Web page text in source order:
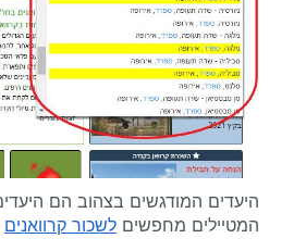
היעדים המודגשים בצהוב הם
המטיילים מחפשים לשכור קרוואנים